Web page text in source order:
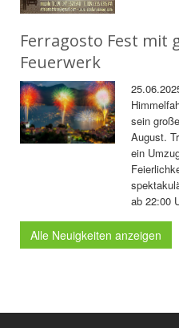
Ferragosto Fest mit
Feuerwerk
sein
August.
ein
ab 22:00
Alle Neuigkeiten anzeigen